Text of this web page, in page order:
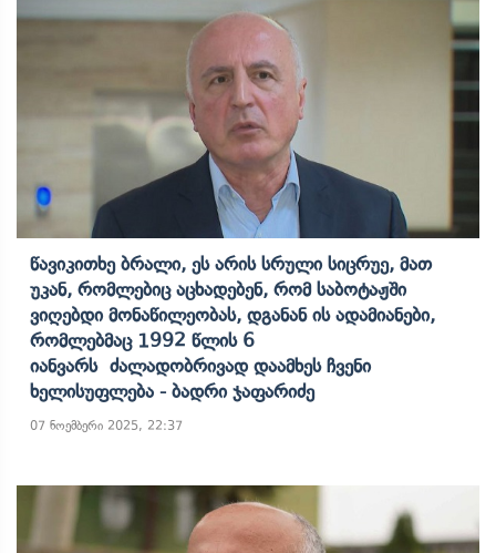
Წავიკითხე Ბრალი, Ეს Არის Სრული Სიცრუე, Მათ
Უკან, Რომლებიც Აცხადებენ, Რომ Საბოტაჟში
Ვიღებდი Მონაწილეობას, Დგანან Ის Ადამიანები,
Რომლებმაც 1992 Წლის 6
Იანვარს Ძალადობრივად Დაამხეს Ჩვენი
Ხელისუფლება - Ბადრი Ჯაფარიძე
07 ნოემბერი 2025, 22:37